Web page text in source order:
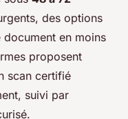
des options
document en moins
proposent
scan certifié
suivi par